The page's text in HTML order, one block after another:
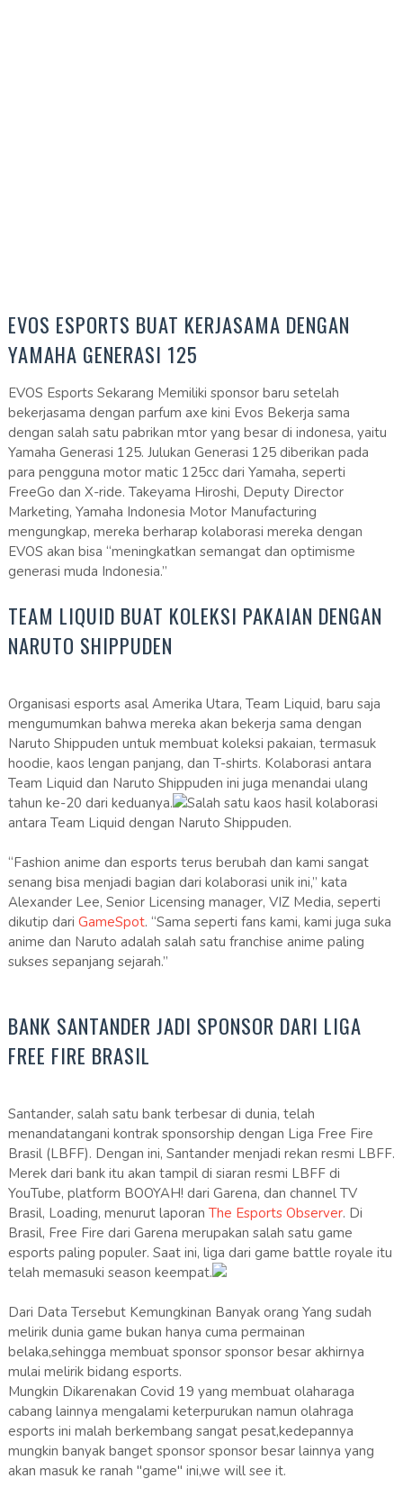
EVOS ESPORTS BUAT KERJASAMA DENGAN
YAMAHA GENERASI 125
EVOS Esports Sekarang Memiliki sponsor baru setelah
bekerjasama dengan parfum axe kini Evos Bekerja sama
dengan salah satu pabrikan mtor yang besar di indonesa, yaitu
Yamaha Generasi 125. Julukan Generasi 125 diberikan pada
para pengguna motor matic 125cc dari Yamaha, seperti
FreeGo dan X-ride. Takeyama Hiroshi, Deputy Director
Marketing, Yamaha Indonesia Motor Manufacturing
mengungkap, mereka berharap kolaborasi mereka dengan
EVOS akan bisa “meningkatkan semangat dan optimisme
generasi muda Indonesia.”
TEAM LIQUID BUAT KOLEKSI PAKAIAN DENGAN
NARUTO SHIPPUDEN
Organisasi esports asal Amerika Utara, Team Liquid, baru saja
mengumumkan bahwa mereka akan bekerja sama dengan
Naruto Shippuden untuk membuat koleksi pakaian, termasuk
hoodie, kaos lengan panjang, dan T-shirts. Kolaborasi antara
Team Liquid dan Naruto Shippuden ini juga menandai ulang
tahun ke-20 dari keduanya.
Salah satu kaos hasil kolaborasi
antara Team Liquid dengan Naruto Shippuden.
“Fashion anime dan esports terus berubah dan kami sangat
senang bisa menjadi bagian dari kolaborasi unik ini,” kata
Alexander Lee, Senior Licensing manager, VIZ Media, seperti
dikutip dari GameSpot. “Sama seperti fans kami, kami juga suka
anime dan Naruto adalah salah satu franchise anime paling
sukses sepanjang sejarah.”
BANK SANTANDER JADI SPONSOR DARI LIGA
FREE FIRE BRASIL
Santander, salah satu bank terbesar di dunia, telah
menandatangani kontrak sponsorship dengan Liga Free Fire
Brasil (LBFF). Dengan ini, Santander menjadi rekan resmi LBFF.
Merek dari bank itu akan tampil di siaran resmi LBFF di
YouTube, platform BOOYAH! dari Garena, dan channel TV
Brasil, Loading, menurut laporan The Esports Observer. Di
Brasil, Free Fire dari Garena merupakan salah satu game
esports paling populer. Saat ini, liga dari game battle royale itu
telah memasuki season keempat.
Dari Data Tersebut Kemungkinan Banyak orang Yang sudah
melirik dunia game bukan hanya cuma permainan
belaka,sehingga membuat sponsor sponsor besar akhirnya
mulai melirik bidang esports.
Mungkin Dikarenakan Covid 19 yang membuat olaharaga
cabang lainnya mengalami keterpurukan namun olahraga
esports ini malah berkembang sangat pesat,kedepannya
mungkin banyak banget sponsor sponsor besar lainnya yang
akan masuk ke ranah "game" ini,we will see it.